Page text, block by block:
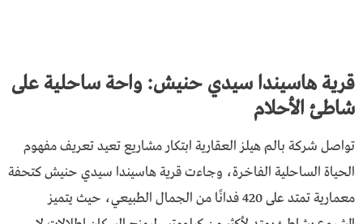
قرية هاسيندا سيدي حنيش: واحة ساحلية على
شاطئ الأحلام
تواصل شركة بالم هيلز العقارية ابتكار مشاريع تعيد تعريف مفهوم
الحياة الساحلية الفاخرة، وجاءت قرية هاسيندا سيدي حنيش كتحفة
معمارية تمتد على 420 فدانًا من الجمال الطبيعي، حيث يتميز